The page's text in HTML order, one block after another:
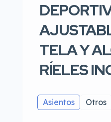
TELA Y
RÍELES
Asientos Otros